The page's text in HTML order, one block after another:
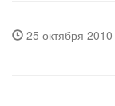
25 октября 2010